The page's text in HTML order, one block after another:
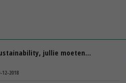
jullie moeten…
12-2018